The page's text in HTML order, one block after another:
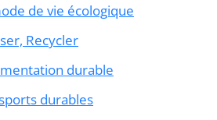
de vie écologique
Recycler
durable
durables